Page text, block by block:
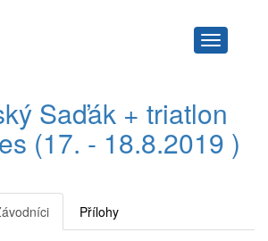
Navigace
Saďák + triatlon
(17. - 18.8.2019 )
Přílohy